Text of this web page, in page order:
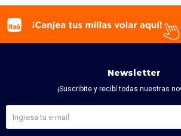
Newsletter
¡Suscribite y recibí todas nuestras